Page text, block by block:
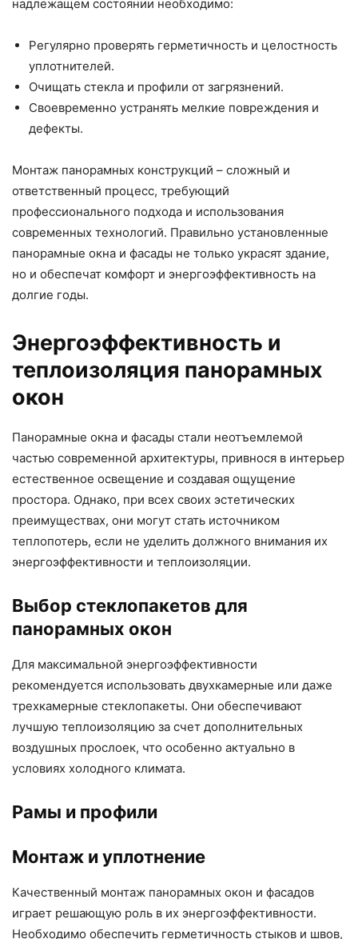
надлежащем состоянии необходимо:
Регулярно проверять герметичность и целостность
уплотнителей.
Очищать стекла и профили от загрязнений.
Своевременно устранять мелкие повреждения и
дефекты.
Монтаж панорамных конструкций – сложный и
ответственный процесс, требующий
профессионального подхода и использования
современных технологий. Правильно установленные
панорамные окна и фасады не только украсят здание,
но и обеспечат комфорт и энергоэффективность на
долгие годы.
Энергоэффективность и
теплоизоляция панорамных
окон
Панорамные окна и фасады стали неотъемлемой
частью современной архитектуры, привнося в интерьер
естественное освещение и создавая ощущение
простора. Однако, при всех своих эстетических
преимуществах, они могут стать источником
теплопотерь, если не уделить должного внимания их
энергоэффективности и теплоизоляции.
Выбор стеклопакетов для
панорамных окон
Для максимальной энергоэффективности
рекомендуется использовать двухкамерные или даже
трехкамерные стеклопакеты. Они обеспечивают
лучшую теплоизоляцию за счет дополнительных
воздушных прослоек, что особенно актуально в
условиях холодного климата.
Рамы и профили
Монтаж и уплотнение
Качественный монтаж панорамных окон и фасадов
играет решающую роль в их энергоэффективности.
Необходимо обеспечить герметичность стыков и швов,